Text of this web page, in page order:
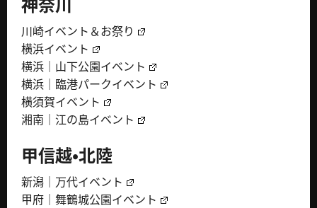
川崎イベント＆お祭り
横浜イベント
横浜｜山下公園イベント
横浜｜臨港パークイベント
横須賀イベント
湘南｜江の島イベント
甲信越・北陸
新潟｜万代イベント
甲府｜舞鶴城公園イベント